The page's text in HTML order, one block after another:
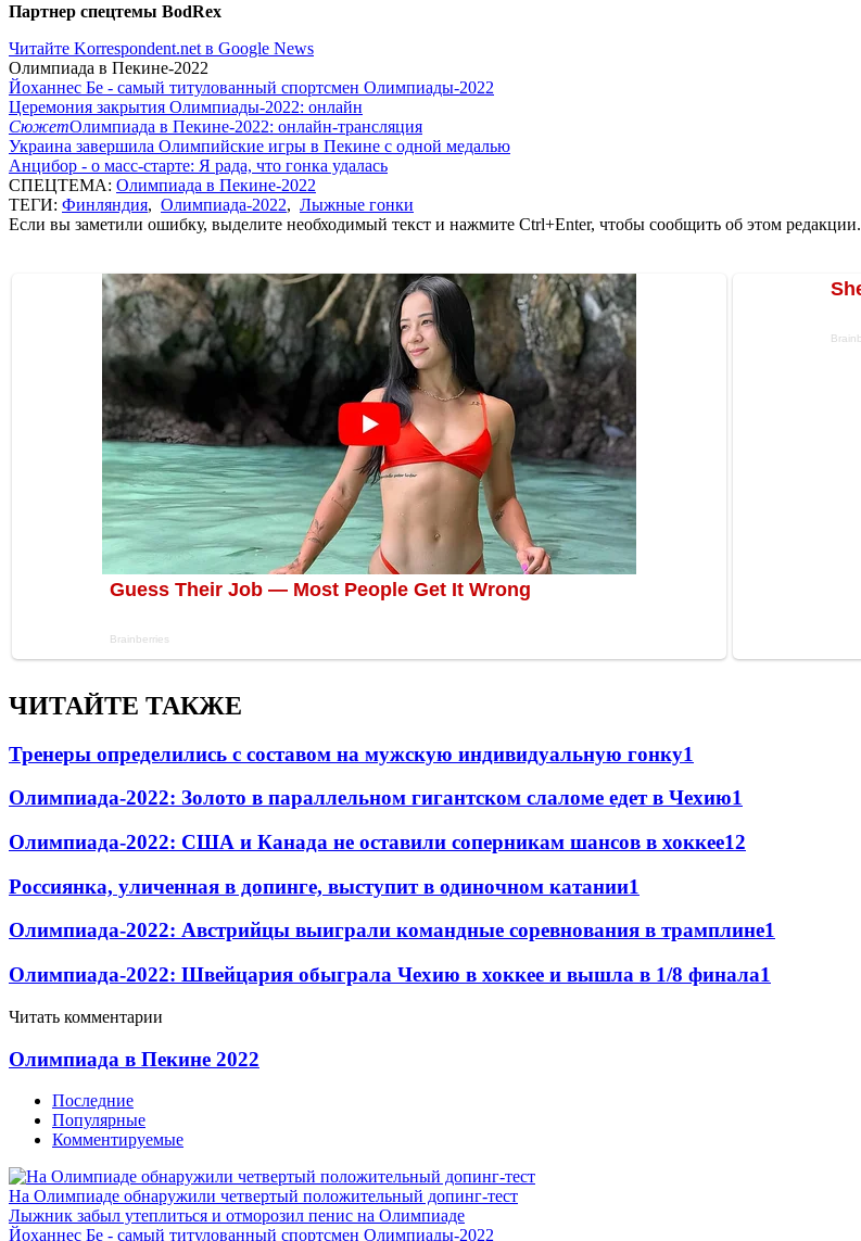
Партнер спецтемы BodRex
Читайте Korrespondent.net в Google News
Олимпиада в Пекине-2022
Йоханнес Бе - самый титулованный спортсмен Олимпиады-2022
Церемония закрытия Олимпиады-2022: онлайн
СюжетОлимпиада в Пекине-2022: онлайн-трансляция
Украина завершила Олимпийские игры в Пекине с одной медалью
Анцибор - о масс-старте: Я рада, что гонка удалась
СПЕЦТЕМА: Олимпиада в Пекине-2022
ТЕГИ: Финляндия, Олимпиада-2022, Лыжные гонки
Если вы заметили ошибку, выделите необходимый текст и нажмите Ctrl+Enter, чтобы сообщить об этом редакции.
ЧИТАЙТЕ ТАКЖЕ
Тренеры определились с составом на мужскую индивидуальную гонку1
Олимпиада-2022: Золото в параллельном гигантском слаломе едет в Чехию1
Олимпиада-2022: США и Канада не оставили соперникам шансов в хоккее12
Россиянка, уличенная в допинге, выступит в одиночном катании1
Олимпиада-2022: Австрийцы выиграли командные соревнования в трамплине1
Олимпиада-2022: Швейцария обыграла Чехию в хоккее и вышла в 1/8 финала1
Читать комментарии
Олимпиада в Пекине 2022
Последние
Популярные
Комментируемые
На Олимпиаде обнаружили четвертый положительный допинг-тест
Лыжник забыл утеплиться и отморозил пенис на Олимпиаде
Йоханнес Бе - самый титулованный спортсмен Олимпиады-2022